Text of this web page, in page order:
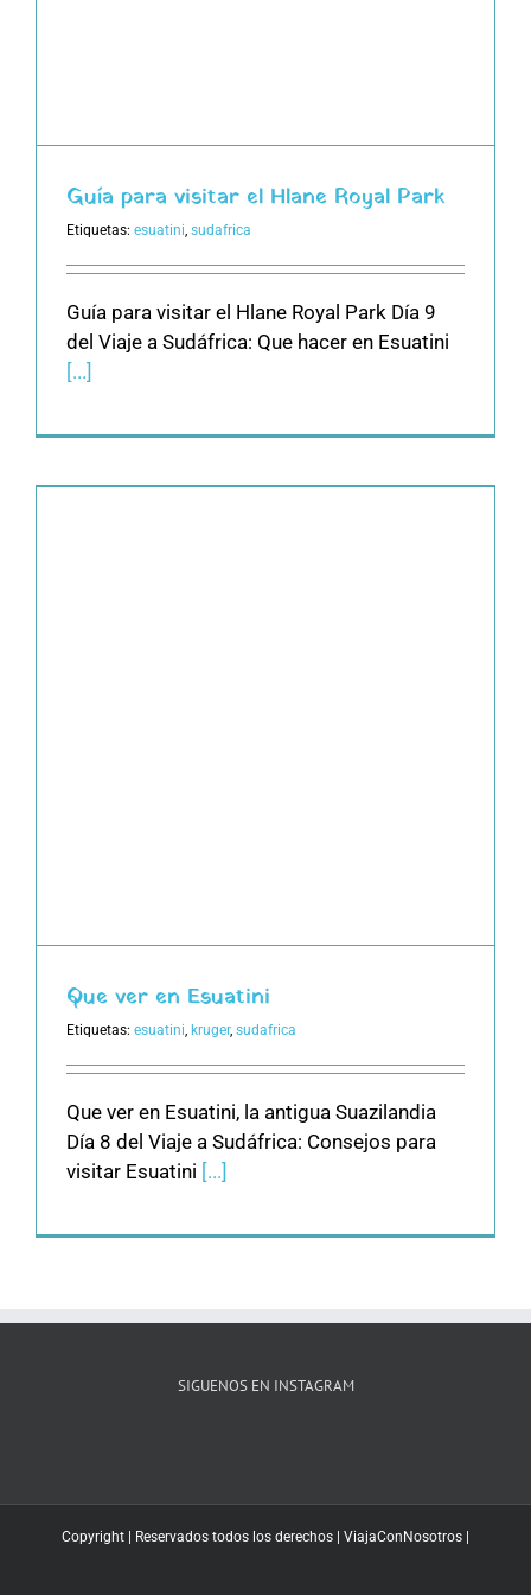
Guía para visitar el Hlane Royal Park
Etiquetas: esuatini, sudafrica
Guía para visitar el Hlane Royal Park Día 9
del Viaje a Sudáfrica: Que hacer en Esuatini
[...]
Que ver en Esuatini
Etiquetas: esuatini, kruger, sudafrica
Que ver en Esuatini, la antigua Suazilandia
Día 8 del Viaje a Sudáfrica: Consejos para
visitar Esuatini [...]
SIGUENOS EN INSTAGRAM
Copyright | Reservados todos los derechos | ViajaConNosotros